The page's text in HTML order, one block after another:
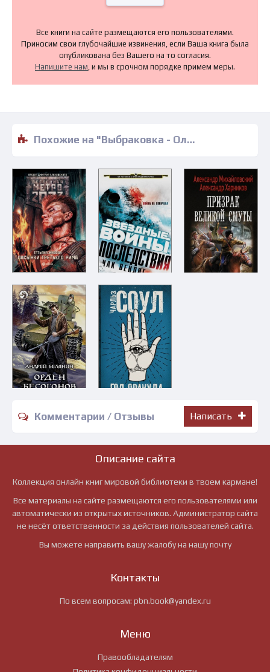
Все книги на сайте размещаются его пользователями.
Приносим свои глубочайшие извинения, если Ваша книга была
опубликована без Вашего на то согласия.
Напишите нам , и мы в срочном порядке примем меры.
Похожие на "Выбраковка - Олег Дивов" книги читать бесплатно полные версии
Комментарии / Отзывы Написать
Описание сайта
Коллекция онлайн книг мировой библиотеки в твоем кармане!
Все материалы на сайте размещаются его пользователями или
автоматически из открытых источников. Администратор сайта
не несёт ответственности за действия пользователей сайта.
Вы можете направить вашу жалобу на нашу почту
Контакты
По всем вопросам: pbn.book@yandex.ru
Меню
Правообладателям